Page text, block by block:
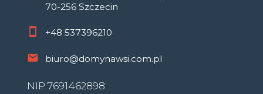
70-256 Szczecin
+48 537396210
biuro@domynawsi.com.pl
NIP 7691462898